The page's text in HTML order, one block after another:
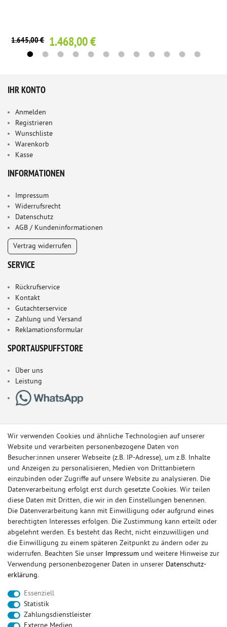
1.645,00 € 1.468,00 €
IHR KONTO
Anmelden
Registrieren
Wunschliste
Warenkorb
Kasse
INFORMATIONEN
Impressum
Widerrufsrecht
Datenschutz
AGB / Kundeninformationen
Vertrag widerrufen
SERVICE
Rückrufservice
Kontakt
Gutachterservice
Zahlung und Versand
Reklamationsformular
SPORTAUSPUFFSTORE
Über uns
Leistung
© Copyright 2026 Sportauspuff-Store.de - Alle Rechte vorbehalten.
Preisangaben inkl. gesetzlicher MwSt. und zzgl. Versandkosten
Das Internetportal für Sportendschalldämpfer, Komplettanlagen,
Rennsportanlagen, Sportendrohre, Universalteile, Fächerkrümmer,
Vorschalldämpfer, Sportkat, Ersatzrohr und Auspuffzubehör.
FOX, REMUS, FSW, FRIEDRICH MOTORSPORT, EISENMANN, ULTER
SPORT, NOVUS
sportauspuff sportkat
Wir verwenden Cookies und ähnliche Technologien auf unserer
Website und verarbeiten personenbezogene Daten von
Besucher:innen unserer Webseite (z.B. IP-Adresse), um z.B. Inhalte
und Anzeigen zu personalisieren, Medien von Drittanbietern
einzubinden oder Zugriffe auf unsere Website zu analysieren. Die
Datenverarbeitung erfolgt erst durch gesetzte Cookies. Wir teilen
diese Daten mit Dritten, die wir in den Einstellungen benennen.
Die Datenverarbeitung kann mit Einwilligung oder aufgrund eines
berechtigten Interesses erfolgen. Die Zustimmung kann erteilt oder
abgelehnt werden. Es besteht das Recht, nicht einzuwilligen und
die Einwilligung zu einem späteren Zeitpunkt zu ändern oder zu
widerrufen. Beachten Sie unser Impressum und weitere Hinweise zur
Verwendung personenbezogener Daten in unserer Daten­schutz­
erklärung.
Essenziell
Statistik
Zahlungsdienstleister